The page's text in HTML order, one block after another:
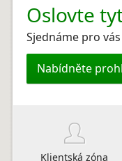
Oslovte
Sjednáme pro
Nabídněte
Klientská zóna